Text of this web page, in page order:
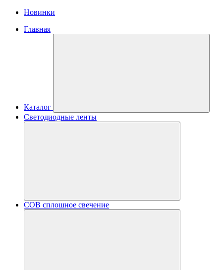
Новинки
Главная
Каталог
Светодиодные ленты
COB сплошное свечение